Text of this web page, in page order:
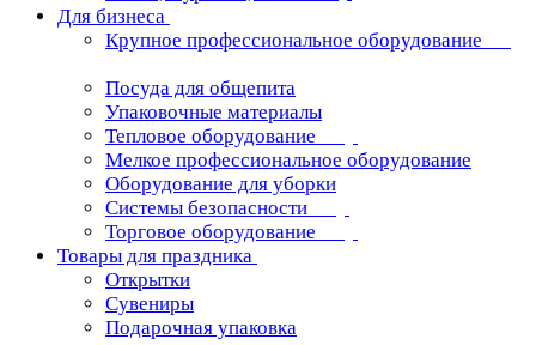
Для бизнеса
Крупное профессиональное оборудование
Посуда для общепита
Упаковочные материалы
Тепловое оборудование
Мелкое профессиональное оборудование
Оборудование для уборки
Системы безопасности
Торговое оборудование
Товары для праздника
Открытки
Сувениры
Подарочная упаковка